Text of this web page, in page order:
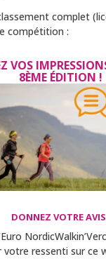
complet
compétition :
VOS
8ÈME ÉDITION !
DONNEZ VOTRE
votre ressenti sur ce